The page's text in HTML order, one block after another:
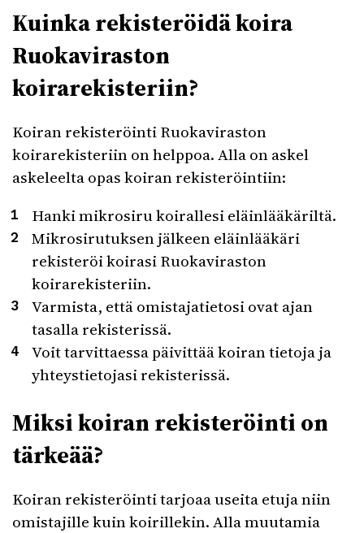
Kuinka rekisteröidä koira
Ruokaviraston
koirarekisteriin?
Koiran rekisteröinti Ruokaviraston
koirarekisteriin on helppoa. Alla on askel
askeleelta opas koiran rekisteröintiin:
Hanki mikrosiru koirallesi eläinlääkäriltä.
Mikrosirutuksen jälkeen eläinlääkäri
rekisteröi koirasi Ruokaviraston
koirarekisteriin.
Varmista, että omistajatietosi ovat ajan
tasalla rekisterissä.
Voit tarvittaessa päivittää koiran tietoja ja
yhteystietojasi rekisterissä.
Miksi koiran rekisteröinti on
tärkeää?
Koiran rekisteröinti tarjoaa useita etuja niin
omistajille kuin koirillekin. Alla muutamia